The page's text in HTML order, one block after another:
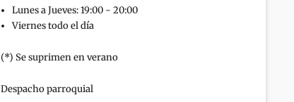
Lunes a Jueves: 19:00 - 20:00
Viernes todo el día
(*) Se suprimen en verano
Despacho parroquial